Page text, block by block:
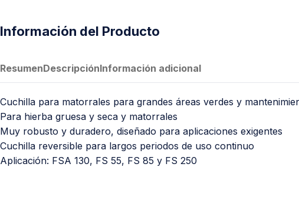
Información del Producto
ResumenDescripciónInformación adicional
Cuchilla para matorrales para grandes áreas verdes y
Para hierba gruesa y seca y matorrales
Muy robusto y duradero, diseñado para aplicaciones exigentes
Cuchilla reversible para largos periodos de uso continuo
Aplicación: FSA 130, FS 55, FS 85 y FS 250